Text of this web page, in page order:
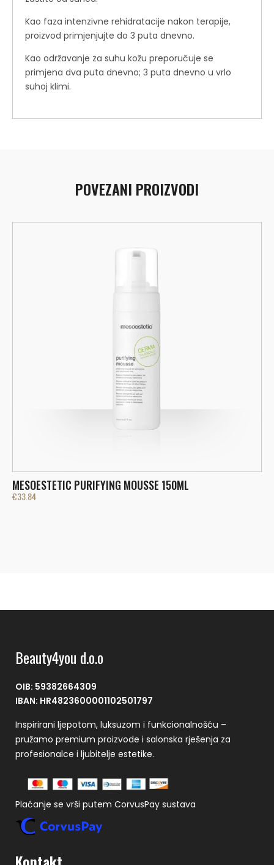
Kao faza intenzivne rehidratacije nakon terapije,
proizvod primjenjujte do 3 puta dnevno.
Kao održavanje za suhu kožu preporučuje se
primjena dva puta dnevno; 3 puta dnevno u vrlo
suhoj klimi.
POVEZANI PROIZVODI
MESOESTETIC PURIFYING MOUSSE 150ML
€33.84
Beauty4you d.o.o
OIB: 59382664309
IBAN: HR4823600001102501797
Inspirirani ljepotom, luksuzom i funkcionalnošću –
pružamo premium proizvode i salonska rješenja za
profesionalce i ljubitelje estetike.
Plaćanje se vrši putem CorvusPay sustava